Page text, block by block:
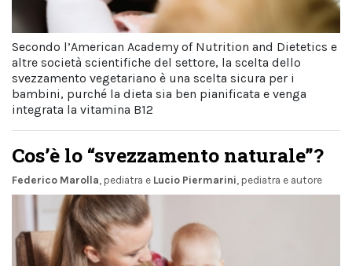
Secondo l’American Academy of Nutrition and Dietetics e
altre società scientifiche del settore, la scelta dello
svezzamento vegetariano è una scelta sicura per i
bambini, purché la dieta sia ben pianificata e venga
integrata la vitamina B12
Cos’è lo “svezzamento naturale”?
Federico Marolla , pediatra e Lucio Piermarini , pediatra e autore